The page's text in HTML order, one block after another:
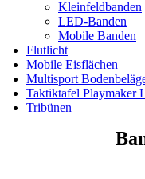
Kleinfeldbanden
LED-Banden
Mobile Banden
Flutlicht
Mobile Eisflächen
Multisport
Taktiktafel Playmaker
Tribünen